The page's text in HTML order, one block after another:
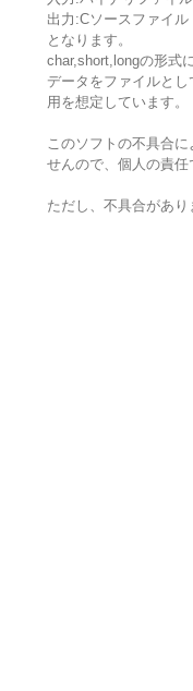
出力:Cソースファイル
となります。
char,short,longの形式
データをファイルと
用を想定しています。
このソフトの不具合
せんので、個人の責任
ただし、不具合があり